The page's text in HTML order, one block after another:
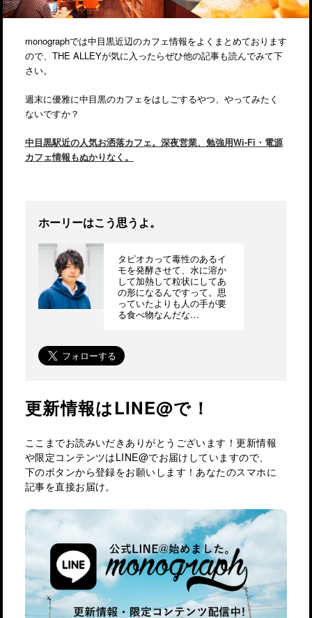
monographでは中目黒近辺のカフェ情報をよくまとめております
ので、THE ALLEYが気に入ったらぜひ他の記事も読んでみて下
さい。
週末に優雅に中目黒のカフェをはしごするやつ、やってみたく
ないですか？
中目黒駅近の人気お洒落カフェ。深夜営業、勉強用Wi-Fi・電源
カフェ情報もぬかりなく。
ホーリーはこう思うよ。
タピオカって毒性のあるイ
モを発酵させて、水に溶か
して加熱して粒状にしてあ
の形になるんですって。思
っていたよりも人の手が要
る食べ物なんだな…
更新情報はLINE@で！
ここまでお読みいだきありがとうございます！更新情報
や限定コンテンツはLINE@でお届けしていますので、
下のボタンから登録をお願いします！あなたのスマホに
記事を直接お届け。